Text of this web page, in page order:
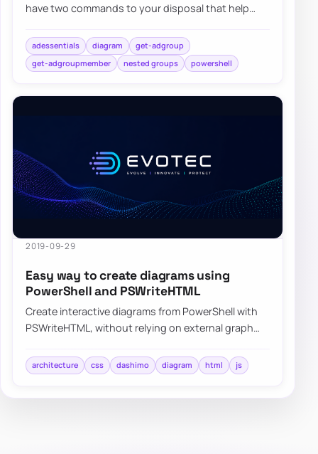
have two commands to your disposal that help
ADGroup…
adessentials diagram
get-adgroup
get-adgroupmember
nested groups powershell
2019-09-29
Easy way to create diagrams using
PowerShell and PSWriteHTML
Create interactive diagrams from PowerShell with
PSWriteHTML, without relying on external graph
architecture css dashimo diagram html js